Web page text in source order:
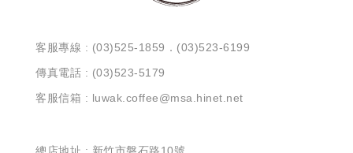
客服專線 : (03)525-1859．(03)523-6199
傳真電話 : (03)523-5179
客服信箱 : luwak.coffee@msa.hinet.net
總店地址 : 新竹市磐石路10號